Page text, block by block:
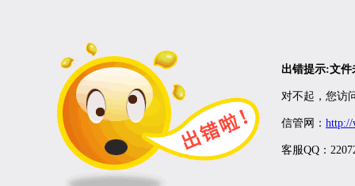
出错提示:文
对不起，您访
信管网： http://
客服QQ：